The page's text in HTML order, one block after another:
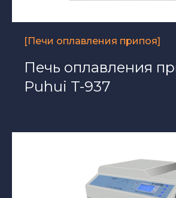
[Печи оплавления припоя]
Печь оплавления
Puhui T-937